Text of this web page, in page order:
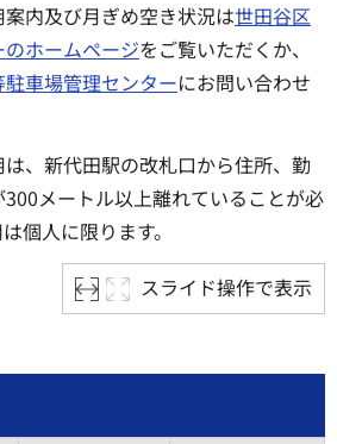
内及び月ぎめ空き状況は世田谷区
ホームページをご覧いただくか、
駐車場管理センターにお問い合わせ
は、新代田駅の改札口から住所、勤
メートル以上離れていることが必
個人に限ります。
スライド操作で表示